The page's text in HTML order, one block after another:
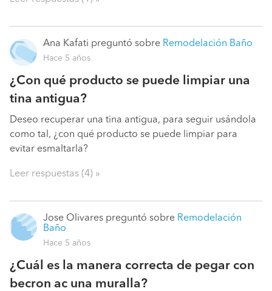
Ana Kafati preguntó sobre Remodelación Baño
Hace 5 años
¿Con qué producto se puede limpiar una
tina antigua?
Deseo recuperar una tina antigua, para seguir usándola
como tal, ¿con qué producto se puede limpiar para
evitar esmaltarla?
Leer respuestas (4) »
Jose Olivares preguntó sobre Remodelación
Baño
Hace 5 años
¿Cuál es la manera correcta de pegar con
becron ac una muralla?